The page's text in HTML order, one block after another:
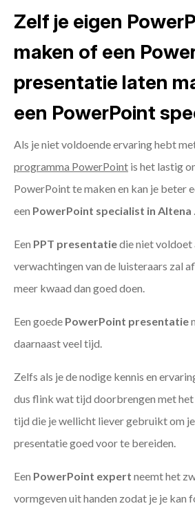
Zelf je eigen
maken of een
presentatie laten
een PowerPoint
Als je niet voldoende ervaring hebt
programma PowerPoint is het lastig
PowerPoint te maken en kan je beter
een PowerPoint specialist in Altena .
Een PPT presentatiedie niet voldoet
verwachtingen van de luisteraars zal
meer kwaad dan goed doen.
Een goede PowerPoint presentatie
daarnaast veel tijd.
Zelfs als je de nodige kennis en
dus flink wat tijd doorbrengen met het
tijd die je wellicht liever gebruikt om
presentatie goed voor te bereiden.
Een PowerPoint expert neemt het
vormgeven uit handen zodat je je kan